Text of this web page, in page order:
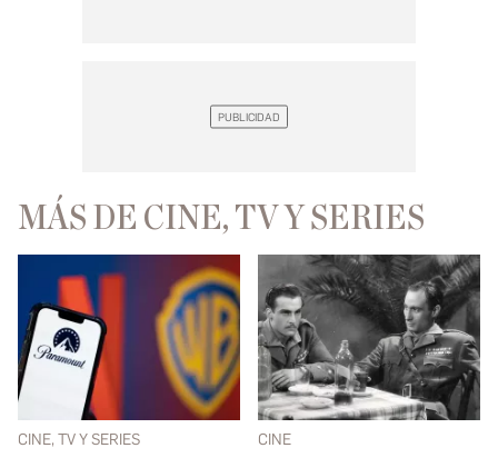
MÁS DE CINE, TV Y SERIES
CINE, TV Y SERIES CINE